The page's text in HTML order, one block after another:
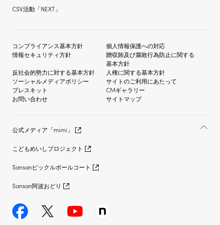
CSV活動「NEXT」
コンプライアンス基本方針
個人情報保護への対応
情報セキュリティ方針
贈収賄及び腐敗行為防止に関する
基本方針
反社会的勢力に対する基本方針
人権に関する基本方針
ソーシャルメディアポリシー
サイトのご利用にあたって
プレスキット
CMギャラリー
お問い合わせ
サイトマップ
公式メディア「mimi」
こどもめいしプロジェクト
Sansanピックルボールコート
Sansan阿波おどり